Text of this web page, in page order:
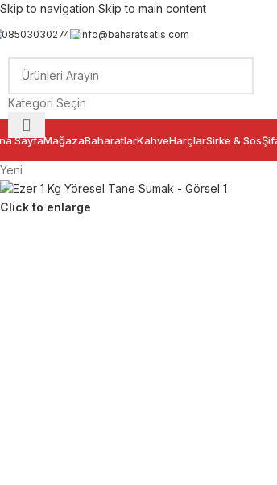
Skip to navigation Skip to main content
08503030274 info@baharatsatis.com
Kategori Seçin
SayfaMağazaBaharatlarKahveHarçlarSirke & Sos
Yeni
Click to enlarge